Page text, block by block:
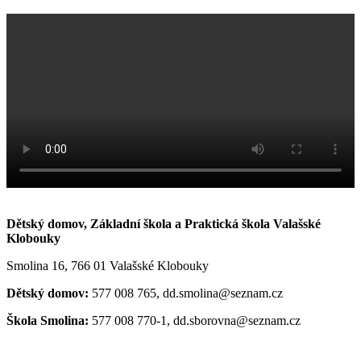
Dětský domov, Základní škola a Praktická škola Valašské
Klobouky
Smolina 16, 766 01 Valašské Klobouky
Dětský domov: 577 008 765, dd.smolina@seznam.cz
Škola Smolina: 577 008 770-1, dd.sborovna@seznam.cz